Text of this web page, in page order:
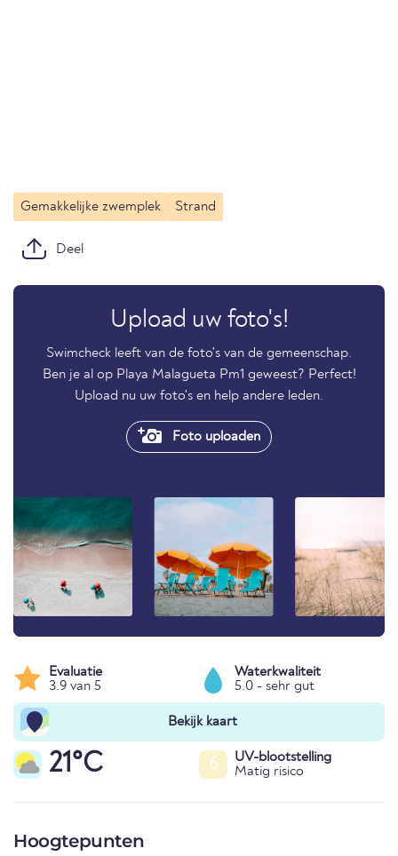
Gemakkelijke zwemplek Strand
Deel
Upload uw foto's!
Swimcheck leeft van de foto's van de gemeenschap.
Ben je al op Playa Malagueta Pm1 geweest? Perfect!
Upload nu uw foto's en help andere leden.
Foto uploaden
Evaluatie
3.9 van 5
Waterkwaliteit
5.0 - sehr gut
Bekijk kaart
21°C 6
UV-blootstelling
Matig risico
Hoogtepunten